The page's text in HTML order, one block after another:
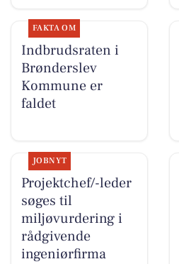
FAKTA OM
Indbrudsraten i
Brønderslev
Kommune er
faldet
JOBNYT
Projektchef/-leder
søges til
miljøvurdering i
rådgivende
ingeniørfirma